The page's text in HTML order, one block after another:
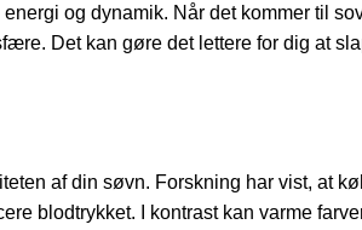
og dynamik. Når det kommer til
Det kan gøre det lettere for dig at
af din søvn. Forskning har vist, at
blodtrykket. I kontrast kan varme